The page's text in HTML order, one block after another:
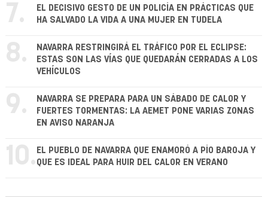
7.
EL DECISIVO GESTO DE UN POLICÍA EN PRÁCTICAS QUE
HA SALVADO LA VIDA A UNA MUJER EN TUDELA
8.
NAVARRA RESTRINGIRÁ EL TRÁFICO POR EL ECLIPSE:
ESTAS SON LAS VÍAS QUE QUEDARÁN CERRADAS A LOS
VEHÍCULOS
9.
NAVARRA SE PREPARA PARA UN SÁBADO DE CALOR Y
FUERTES TORMENTAS: LA AEMET PONE VARIAS ZONAS
EN AVISO NARANJA
10. EL PUEBLO DE NAVARRA QUE ENAMORÓ A PÍO BAROJA Y
QUE ES IDEAL PARA HUIR DEL CALOR EN VERANO